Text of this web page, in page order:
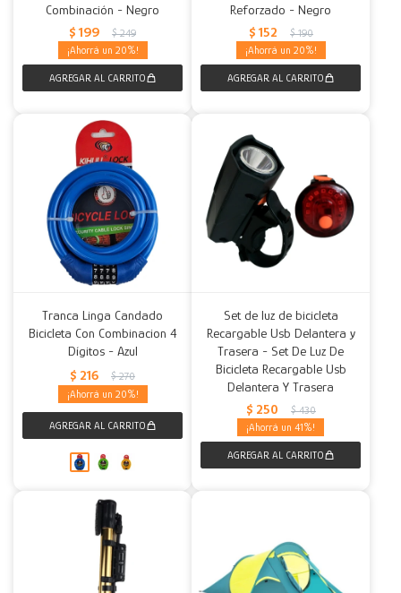
Combinación - Negro
$ 199 $ 249
20
Reforzado - Negro
$ 152 $ 190
20
Tranca Linga Candado
Bicicleta Con Combinacion 4
Dígitos - Azul
$ 216 $ 270
20
Set de luz de bicicleta
Recargable Usb Delantera y
Trasera - Set De Luz De
Bicicleta Recargable Usb
Delantera Y Trasera
$ 250 $ 430
41